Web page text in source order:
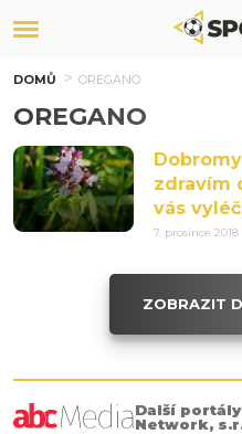
DOMŮ OREGANO
OREGANO
zdravím
vás
7. prosince 2018
ZOBRAZIT
Další
Network,